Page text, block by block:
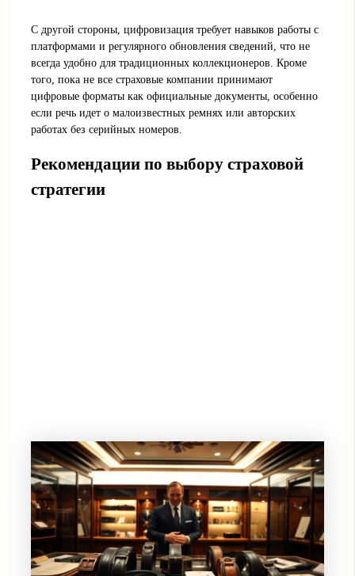
С другой стороны, цифровизация требует навыков работы с
платформами и регулярного обновления сведений, что не
всегда удобно для традиционных коллекционеров. Кроме
того, пока не все страховые компании принимают
цифровые форматы как официальные документы, особенно
если речь идет о малоизвестных ремнях или авторских
работах без серийных номеров.
Рекомендации по выбору страховой
стратегии